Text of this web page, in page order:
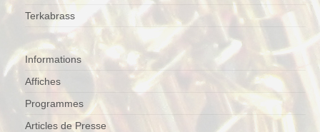
Terkabrass
Informations
Affiches
Programmes
Articles de Presse